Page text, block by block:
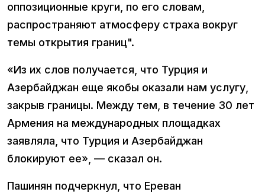
оппозиционные круги, по его словам,
распространяют атмосферу страха вокруг
темы открытия границ".
«Из их слов получается, что Турция и
Азербайджан еще якобы оказали нам услугу,
закрыв границы. Между тем, в течение 30 лет
Армения на международных площадках
заявляла, что Турция и Азербайджан
блокируют ее», — сказал он.
Пашинян подчеркнул, что Ереван